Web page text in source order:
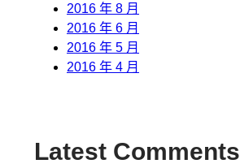
2016 年 8 月
2016 年 6 月
2016 年 5 月
2016 年 4 月
Latest Comments